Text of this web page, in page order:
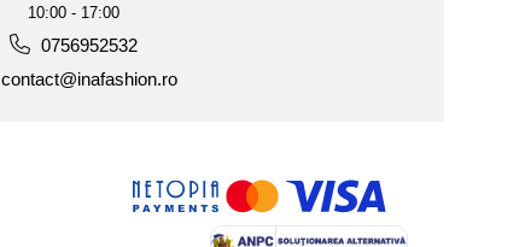
10:00 - 17:00
0756952532
contact@inafashion.ro